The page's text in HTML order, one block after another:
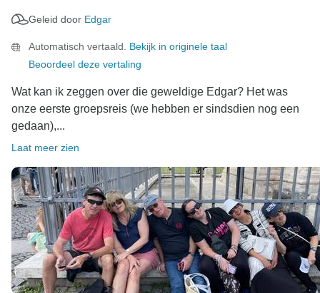
Geleid door Edgar
Automatisch vertaald. Bekijk in originele taal
Beoordeel deze vertaling
Wat kan ik zeggen over die geweldige Edgar? Het was
onze eerste groepsreis (we hebben er sindsdien nog een
gedaan),...
Laat meer zien